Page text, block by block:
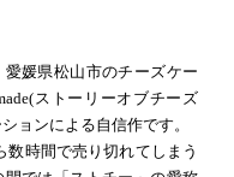
媛県松山市のチーズケー
ストーリーオブチーズ
ョンによる自信作です。
時間で売り切れてしまう